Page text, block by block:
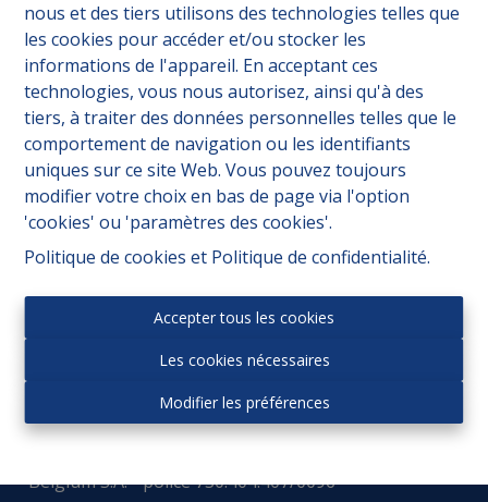
nous et des tiers utilisons des technologies telles que
les cookies pour accéder et/ou stocker les
informations de l'appareil. En acceptant ces
technologies, vous nous autorisez, ainsi qu'à des
tiers, à traiter des données personnelles telles que le
comportement de navigation ou les identifiants
uniques sur ce site Web. Vous pouvez toujours
modifier votre choix en bas de page via l'option
'cookies' ou 'paramètres des cookies'.
Politique de cookies et Politique de confidentialité.
Accepter tous les cookies
Les cookies nécessaires
Modifier les préférences
À acheter À Louer
Autorité de surveillance:
du Luxembourg 16b - 1000 Bruxelles -
Code déontologie.
Belgium S.A. - police 730.404.407/0096